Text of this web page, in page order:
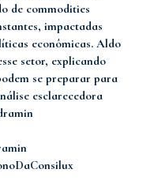
de commodities
impactadas
econômicas. Aldo
setor, explicando
se preparar para
esclarecedora